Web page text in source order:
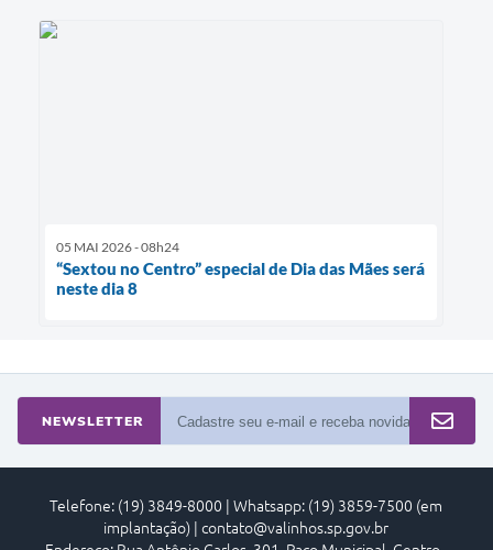
05 MAI 2026 - 08h24
“Sextou no Centro” especial de Dia das Mães será
neste dia 8
NEWSLETTER
Telefone: (19) 3849-8000 | Whatsapp: (19) 3859-7500 (em
implantação) | contato@valinhos.sp.gov.br